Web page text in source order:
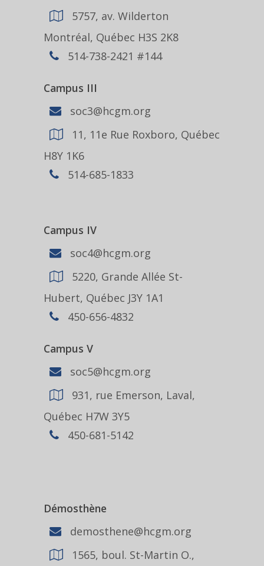
5757, av. Wilderton
Montréal, Québec H3S 2K8
514-738-2421 #144
Campus III
soc3@hcgm.org
11, 11e Rue Roxboro, Québec
H8Y 1K6
514-685-1833
Campus IV
soc4@hcgm.org
5220, Grande Allée St-
Hubert, Québec J3Y 1A1
450-656-4832
Campus V
soc5@hcgm.org
931, rue Emerson, Laval,
Québec H7W 3Y5
450-681-5142
Démosthène
demosthene@hcgm.org
1565, boul. St-Martin O.,